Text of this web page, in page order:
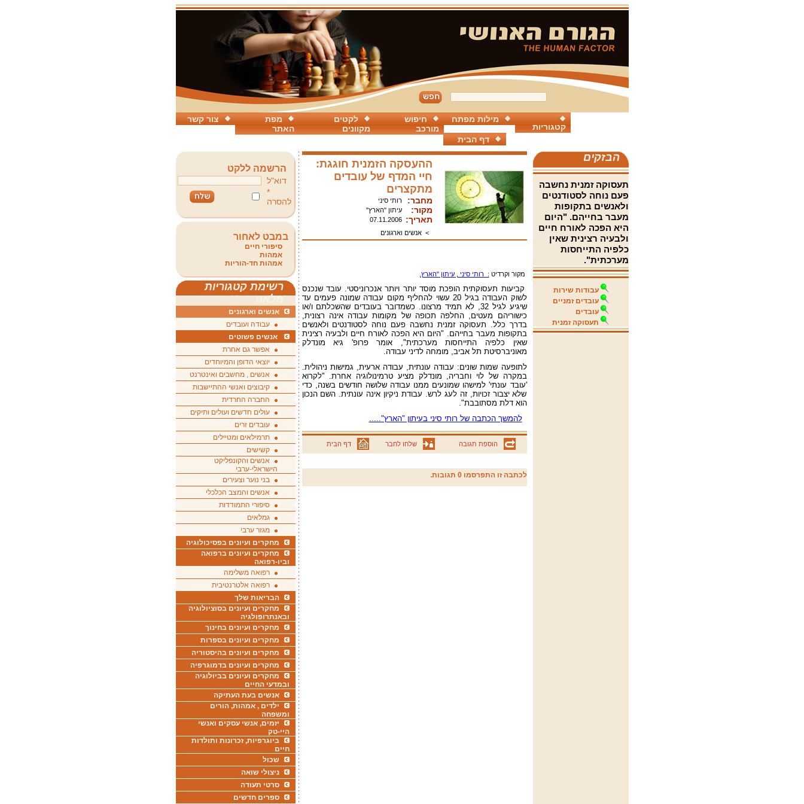
צור קשר
מפת
האתר
לקטים
מקוונים
חיפוש
מורכב
מילות מפתח
קטגוריות
דף הבית
הבזקים
תעסוקה זמנית נחשבה
פעם נוחה לסטודנטים
ולאנשים בתקופות
מעבר בחייהם. "היום
היא הפכה לאורח חיים
ולבעיה רצינית שאין
כלפיה התייחסות
מערכתית".
עבודות שירות
עובדים זמניים
עובדים
תעסוקה זמנית
ההעסקה הזמנית חוגגת:
חיי המדף של עובדים
מתקצרים
מחבר: רותי סיני
מקור: עיתון "הארץ"
תאריך:
07.11.2006
>אנשים וארגונים
מקור וקרדיט : רותי סיני , עיתון "הארץ,
קביעות תעסוקתית הופכת מוסד יותר ויותר אנכרוניסטי. עובד שנכנס
לשוק העבודה בגיל 20 עשוי להחליף מקום עבודה שמונה פעמים עד
שיגיע לגיל 32, לא תמיד מרצונו. כשמדובר בעובדים שהשכלתם ו/או
כישוריהם מעטים, החלפה תכופה של מקומות עבודה אינה רצונית,
בדרך כלל. תעסוקה זמנית נחשבה פעם נוחה לסטודנטים ולאנשים
בתקופות מעבר בחייהם. "היום היא הפכה לאורח חיים ולבעיה רצינית
שאין כלפיה התייחסות מערכתית", אומר פרופ' גיא מונדלק
מאוניברסיטת תל אביב, מומחה לדיני עבודה.
לתופעה שמות שונים: עבודה עונתית, עבודה ארעית, גמישות ניהולית.
במקרה של לוי וחבריה, מונדלק מציע טרמינולוגיה אחרת. "לקרוא
'עובד עונתי' למישהו שמונעים ממנו עבודה שלושה חודשים בשנה, כדי
שלא יצבור זכויות, זה לעג לרש. עבודת ניקיון אינה עונתית. השם הנכון
הוא דלת מסתובבת".
להמשך הכתבה של רותי סיני בעיתון "הארץ".....
הוספת תגובה שלחו לחבר דף הבית
לכתבה זו התפרסמו 0 תגובות.
הרשמה ללקט
דוא"ל
*
להסרה
במבט לאחור
סיפורי חיים
אמהות
אמהות חד-הוריות
רשימת קטגוריות
מלאה
אנשים וארגונים
עבודה ועובדים
אנשים פשוטים
אפשר גם אחרת
יוצאי הדופן והמיוחדים
אנשים , מחשבים ואינטרנט
קיבוצים ואנשי ההתיישבות
החברה החרדית
עולים חדשים ועולים ותיקים
עובדים זרים
תרמילאים ומטיילים
קשישים
אנשים והקונפליקט
הישראלי-ערבי
בני נוער וצעירים
אנשים והמצב הכלכלי
סיפורי התמודדות
גמלאים
מגזר ערבי
מחקרים ועיונים בפסיכולוגיה
מחקרים ועיונים ברפואה
וביו-רפואה
רפואה משלימה
רפואה אלטרנטיבית
הבריאות שלך
מחקרים ועיונים בסוציולוגיה
ובאנתרופולגיה
מחקרים ועיונים בחינוך
מחקרים ועיונים בספרות
מחקרים ועיונים בהיסטוריה
מחקרים ועיונים בדמוגרפיה
מחקרים ועיונים בביולוגיה
ובמדעי החיים
אנשים בעת העתיקה
ילדים , אמהות, הורים
ומשפחה
יזמים, אנשי עסקים ואנשי
היי-טק
ביוגרפיות, זכרונות ותולדות
חיים
שכול
ניצולי שואה
סרטי תעודה
ספרים חדשים